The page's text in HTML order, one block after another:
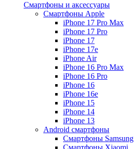
Смартфоны и аксессуары
Смартфоны Apple
iPhone 17 Pro Max
iPhone 17 Pro
iPhone 17
iPhone 17e
iPhone Air
iPhone 16 Pro Max
iPhone 16 Pro
iPhone 16
iPhone 16e
iPhone 15
iPhone 14
iPhone 13
Android cмартфоны
Смартфоны Samsung
Смартфоны Xiaomi